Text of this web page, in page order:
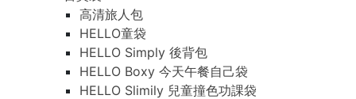
高清旅人包
HELLO童袋
HELLO Simply 後背包
HELLO Boxy 今天午餐自己袋
HELLO Slimily 兒童撞色功課袋